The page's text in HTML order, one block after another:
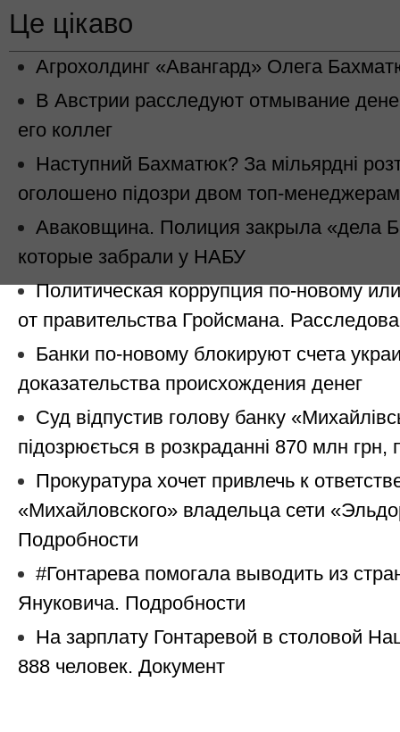
Це цікаво
Агрохолдинг «Авангард» Олега
В Австрии расследуют отмывание
его коллег
Наступний Бахматюк? За мільярдні
оголошено підозри двом топ-менеджерам
Аваковщина. Полиция закрыла «дела
которые забрали у НАБУ
Политическая коррупция по-новому
от правительства Гройсмана.
Банки по-новому блокируют счета
доказательства происхождения денег
Суд відпустив голову банку
підозрюється в розкраданні 870 млн
Прокуратура хочет привлечь к
«Михайловского» владельца сети
Подробности
#Гонтарева помогала выводить из
Януковича. Подробности
На зарплату Гонтаревой в столовой
888 человек. Документ